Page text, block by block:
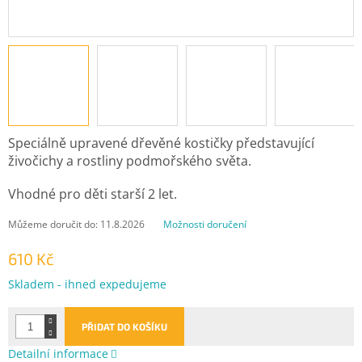
610 Kč
Měrná
Skladem - ihned expedujeme
Můžeme doručit do: 11.8.2026 Možnosti doručení
PŘIDAT DO KOŠÍKU
Speciálně upravené dřevěné kostičky představující
živočichy a rostliny podmořského světa.
Vhodné pro děti starší 2 let.
Detailní informace